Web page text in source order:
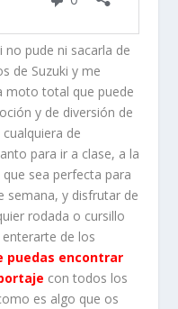
pude ni sacarla de
de Suzuki y me
moto total que puede
y de diversión de
de
para ir a clase, a la
sea perfecta para
semana, y disfrutar de
rodada o cursillo
de los
puedas encontrar
con todos los
es algo que os